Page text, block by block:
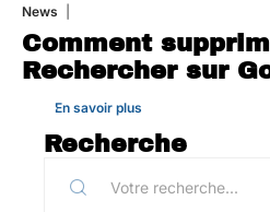
News
Comment
Rechercher sur
En savoir plus
Recherche